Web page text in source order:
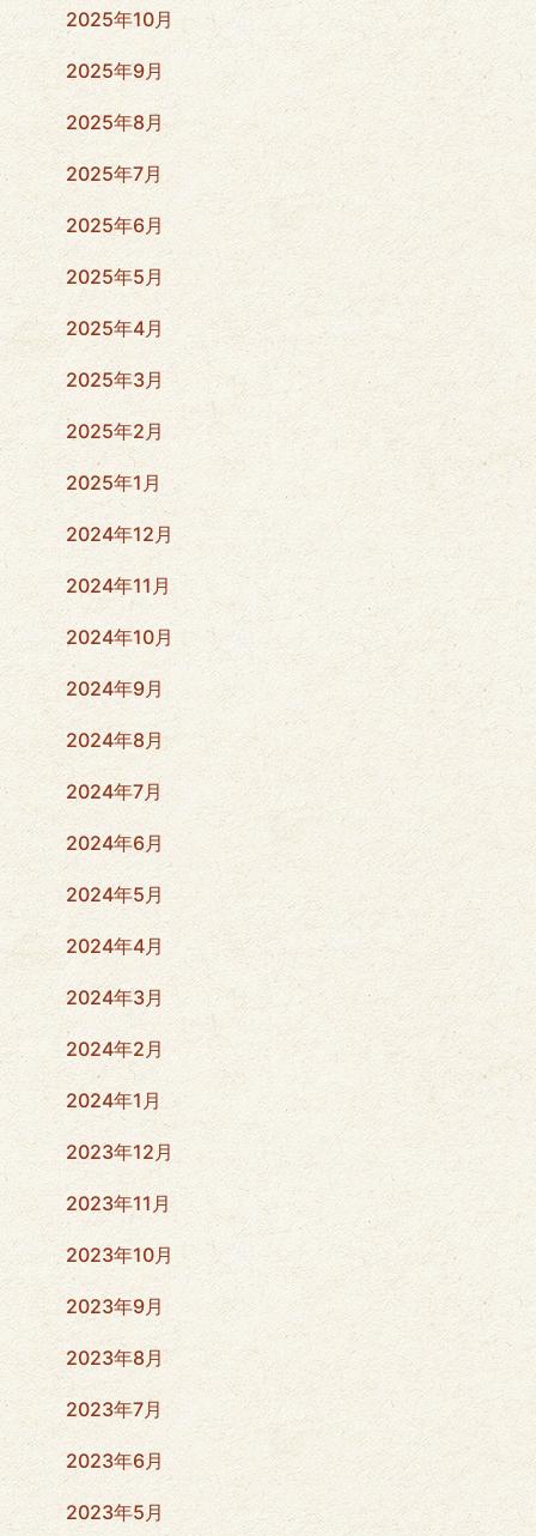
2025年10月
2025年9月
2025年8月
2025年7月
2025年6月
2025年5月
2025年4月
2025年3月
2025年2月
2025年1月
2024年12月
2024年11月
2024年10月
2024年9月
2024年8月
2024年7月
2024年6月
2024年5月
2024年4月
2024年3月
2024年2月
2024年1月
2023年12月
2023年11月
2023年10月
2023年9月
2023年8月
2023年7月
2023年6月
2023年5月